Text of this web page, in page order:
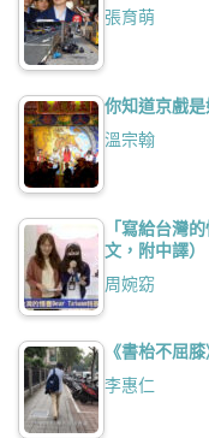
張育萌
你知道京戲
溫宗翰
「寫給台灣
文，附中譯）
周婉窈
《書枱不屈
李惠仁